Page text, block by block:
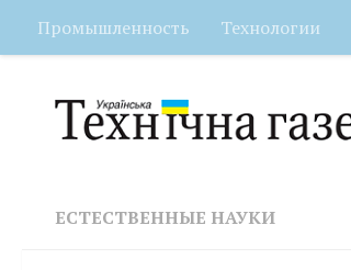
Перейти к содержимому
Промышленность Технологии
ЕСТЕСТВЕННЫЕ НАУКИ